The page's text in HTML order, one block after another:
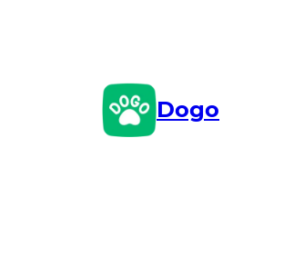
Dogo